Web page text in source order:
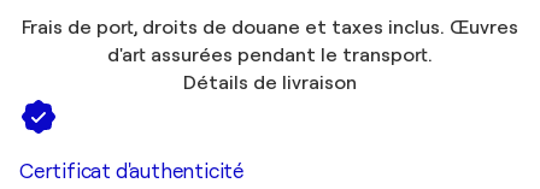
Frais de port, droits de douane et taxes inclus. Œuvres
d'art assurées pendant le transport.
Détails de livraison
Certificat d'authenticité